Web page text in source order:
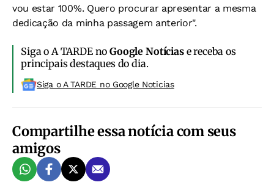
vou estar 100%. Quero procurar apresentar a mesma
dedicação da minha passagem anterior".
Siga o A TARDE noGoogle Notíciase receba os
principais destaques do dia.
Siga o A TARDE no Google Noticias
Compartilhe essa notícia com seus
amigos